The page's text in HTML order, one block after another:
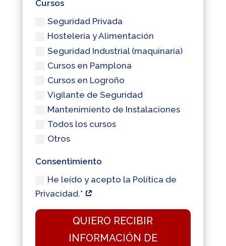
Cursos
Seguridad Privada
Hostelería y Alimentación
Seguridad Industrial (maquinaria)
Cursos en Pamplona
Cursos en Logroño
Vigilante de Seguridad
Mantenimiento de Instalaciones
Todos los cursos
Otros
Consentimiento
He leído y acepto la Política de
Privacidad.*
QUIERO RECIBIR
INFORMACIÓN DE